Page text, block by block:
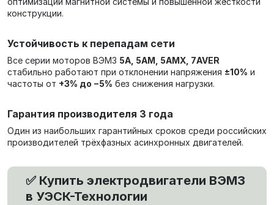
конструкции.
Устойчивость к перепадам сети
Все серии моторов ВЭМЗ 5А, 5АМ, 5АМХ, 7AVER
стабильно работают при отклонении напряжения ±10% и
частоты от +3% до −5% без снижения нагрузки.
Гарантия производителя 3 года
Один из наибольших гарантийных сроков среди российских
производителей трёхфазных асинхронных двигателей.
✅ Купить электродвигатели ВЭМЗ
в УЭСК-Технологии